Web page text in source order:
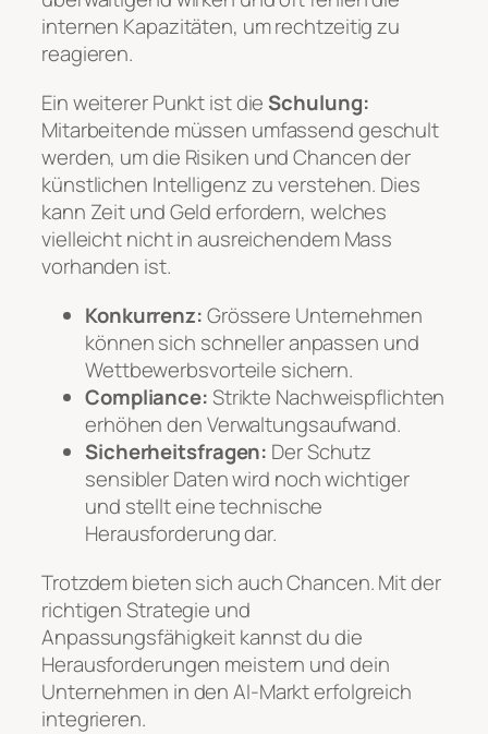
internen Kapazitäten, um rechtzeitig zu
reagieren.
Ein weiterer Punkt ist dieSchulung:
Mitarbeitende müssen umfassend geschult
werden, um die Risiken und Chancen der
künstlichen Intelligenz zu verstehen. Dies
kann Zeit und Geld erfordern, welches
vielleicht nicht in ausreichendem Mass
vorhanden ist.
Konkurrenz:Grössere Unternehmen
können sich schneller anpassen und
Wettbewerbsvorteile sichern.
Compliance:Strikte Nachweispflichten
erhöhen den Verwaltungsaufwand.
Sicherheitsfragen: Der Schutz
sensibler Daten wird noch wichtiger
und stellt eine technische
Herausforderung dar.
Trotzdem bieten sich auch Chancen. Mit der
richtigen Strategie und
Anpassungsfähigkeit kannst du die
Herausforderungen meistern und dein
Unternehmen in den AI-Markt erfolgreich
integrieren.